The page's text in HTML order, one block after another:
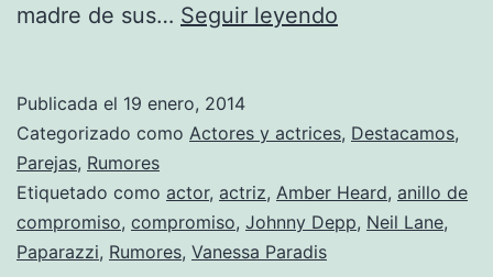
madre de sus… Seguir leyendo
Amber
se
han
Publicada el 19 enero, 2014
Categorizado como Actores y actrices, Destacamos,
Parejas, Rumores
Etiquetado como actor, actriz, Amber Heard, anillo de
compromiso, compromiso, Johnny Depp, Neil Lane,
Paparazzi, Rumores, Vanessa Paradis